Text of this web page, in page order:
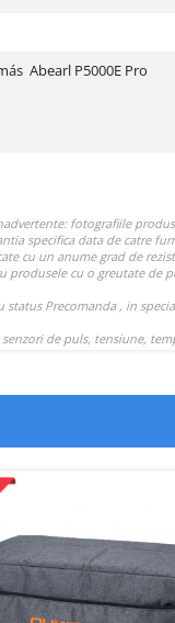
Abearl P5000E Pro